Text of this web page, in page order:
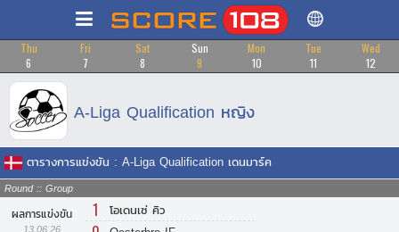
Thu
6
Fri
7
Sat
8
Sun
9
Mon
10
Tue
11
Wed
12
A-Liga Qualification หญิง
ตารางการแข่งขัน : A-Liga Qualification เดนมาร์ค
Round :: Group
ผลการแข่งขัน
13.06.26
1 โอเดนเซ่ คิว